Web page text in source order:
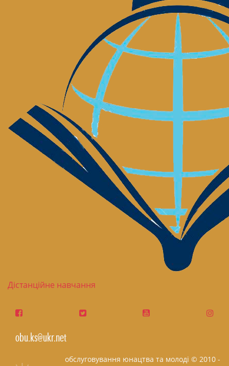
Дістанційне навчання
obu.ks@ukr.net
обслуговування юнацтва та молоді © 2010 -